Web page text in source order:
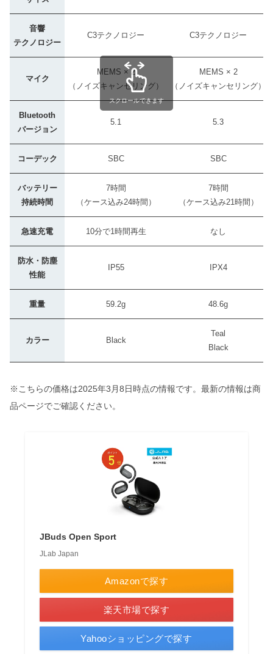
音響
テクノロジー
C3テクノロジー C3テクノロジー
マイク
MEMS × 2
（ノイズキャンセリング）
MEMS × 2
（ノイズキャンセリング）
Bluetooth
バージョン
5.1 5.3
コーデック SBC SBC
バッテリー
持続時間
7時間
（ケース込み24時間）
7時間
（ケース込み21時間）
急速充電 10分で1時間再生 なし
防水・防塵
性能
IP55 IPX4
重量 59.2g 48.6g
カラー Black
Teal
Black
スクロールできます
※こちらの価格は2025年3月8日時点の情報です。最新の情報は商
品ページでご確認ください。
JBuds Open Sport
JLab Japan
Amazonで探す
楽天市場で探す
Yahooショッピングで探す